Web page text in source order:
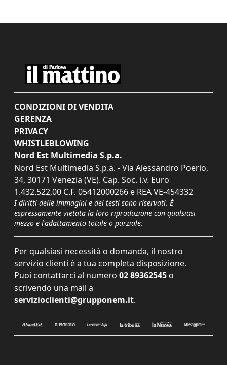
CONDIZIONI DI VENDITA
GERENZA
PRIVACY
WHISTLEBLOWING
Nord Est Multimedia S.p.a.
Nord Est Multimedia S.p.a. - Via Alessandro Poerio,
34, 30171 Venezia (VE). Cap. Soc. i.v. Euro
1.432.522,00 C.F. 05412000266 e REA VE-454332
I diritti delle immagini e dei testi sono riservati. È
espressamente vietata la loro riproduzione con qualsiasi
mezzo e l'adattamento totale o parziale.
Per qualsiasi necessità o domanda, il nostro
servizio clienti è a tua completa disposizione.
Puoi contattarci al numero 02 89362545 o
scrivendo una mail a
servizioclienti@grupponem.it.